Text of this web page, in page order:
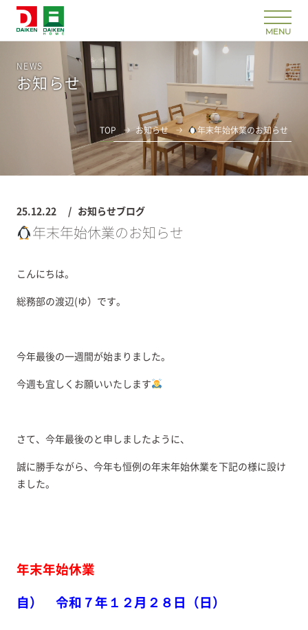
NEWS
お知らせ
TOP お知らせ 年末年始休業のお知らせ
25.12.22 お知らせブログ
年末年始休業のお知らせ
こんにちは。
総務部の渡辺(ゆ）です。
今年最後の一週間が始まりました。
今週も宜しくお願いいたします
さて、今年最後のと申しましたように、
誠に勝手ながら、今年も恒例の年末年始休業を下記の様に設け
ました。
年末年始休業
自） 令和７年１２月２８日（日）